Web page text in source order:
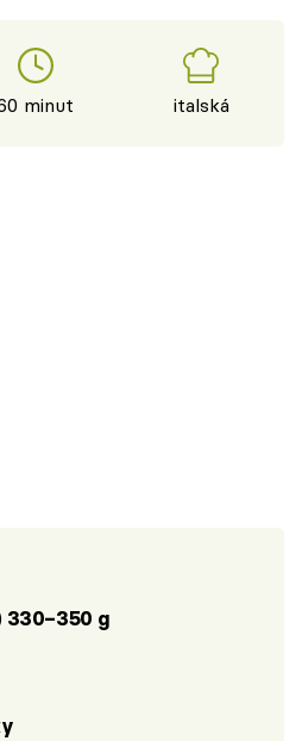
minut italská
330–350 g